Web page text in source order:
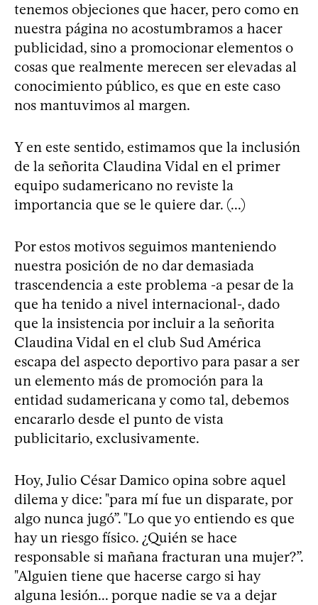
tenemos objeciones que hacer, pero como en
nuestra página no acostumbramos a hacer
publicidad, sino a promocionar elementos o
cosas que realmente merecen ser elevadas al
conocimiento público, es que en este caso
nos mantuvimos al margen.
Y en este sentido, estimamos que la inclusión
de la señorita Claudina Vidal en el primer
equipo sudamericano no reviste la
importancia que se le quiere dar. (...)
Por estos motivos seguimos manteniendo
nuestra posición de no dar demasiada
trascendencia a este problema -a pesar de la
que ha tenido a nivel internacional-, dado
que la insistencia por incluir a la señorita
Claudina Vidal en el club Sud América
escapa del aspecto deportivo para pasar a ser
un elemento más de promoción para la
entidad sudamericana y como tal, debemos
encararlo desde el punto de vista
publicitario, exclusivamente.
Hoy, Julio César Damico opina sobre aquel
dilema y dice: "para mí fue un disparate, por
algo nunca jugó”. "Lo que yo entiendo es que
hay un riesgo físico. ¿Quién se hace
responsable si mañana fracturan una mujer?”.
"Alguien tiene que hacerse cargo si hay
alguna lesión... porque nadie se va a dejar